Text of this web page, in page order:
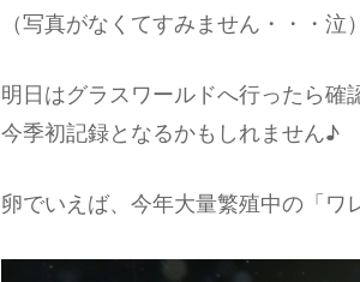
（写真がなくてすみません・・・泣）
明日はグラスワールドへ行ったら確
今季初記録となるかもしれません♪
卵でいえば、今年大量繁殖中の「ワ